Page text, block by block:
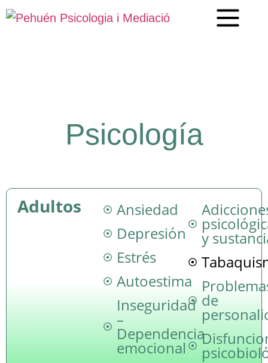
Psicología
Adultos
Ansiedad
Depresión
Estrés
Autoestima
Inseguridad
–
Dependencia
emocional
y
de